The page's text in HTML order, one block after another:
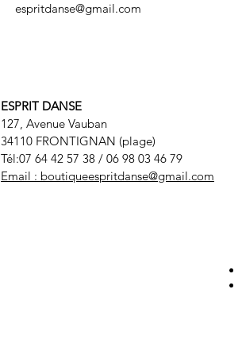
espritdanse@gmail.com
ESPRIT DANSE
127, Avenue Vauban
34110 FRONTIGNAN (plage)
Tél:07 64 42 57 38 / 06 98 03 46 79
Email : boutiqueespritdanse@gmail.com